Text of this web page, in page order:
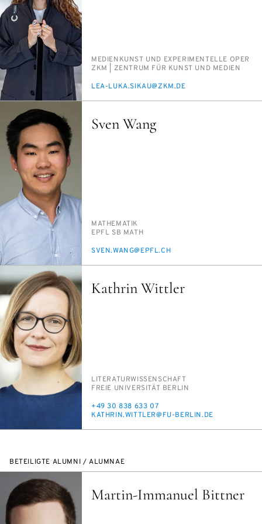
PERSON_RESEARCH_SUBJECT
ME­DI­EN­KUNST UND EX­PE­RI­MEN­TEL­LE OPER
INSTITUTION
ZKM | ZEN­TRUM FÜR KUNST UND ME­DI­EN
E-
LEA-LU­KA.SIKAU@ZKM.DE
Sven Wang
PERSON_RESEARCH_SUBJECT
MA­THE­MA­TIK
INSTITUTION
EPFL SB MATH
E-
SVEN.WANG@EPFL.CH
Kathrin Wittler
PERSON_RESEARCH_SUBJECT
LI­TE­RA­TUR­WIS­SEN­SCHAFT
INSTITUTION
FREIE UNI­VER­SI­TÄT BER­LIN
TELEFON
+49 30 838 633 07
E-
KATH­RIN.WITT­LER@FU-BER­LIN.DE
BETEILIGTE ALUMNI / ALUMNAE
Martin-Immanuel Bittner